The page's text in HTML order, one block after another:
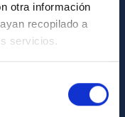
otra información
recopilado a
servicios.